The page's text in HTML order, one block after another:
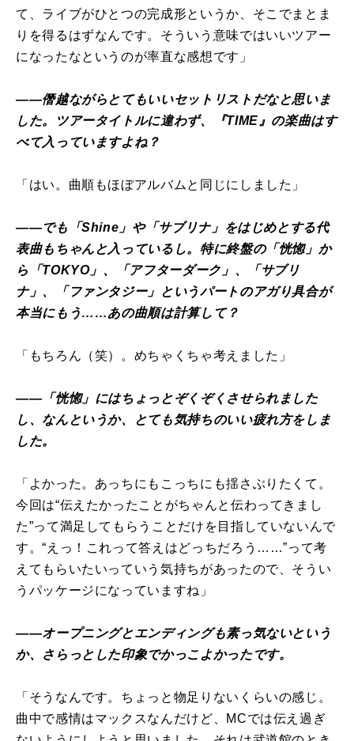
て、ライブがひとつの完成形というか、そこでまとま
りを得るはずなんです。そういう意味ではいいツアー
になったなというのが率直な感想です」
――僭越ながらとてもいいセットリストだなと思いま
した。ツアータイトルに違わず、『TIME』の楽曲はす
べて入っていますよね？
「はい。曲順もほぼアルバムと同じにしました」
――でも「Shine」や「サブリナ」をはじめとする代
表曲もちゃんと入っているし。特に終盤の「恍惚」か
ら「TOKYO」、「アフターダーク」、「サブリ
ナ」、「ファンタジー」というパートのアガり具合が
本当にもう……あの曲順は計算して？
「もちろん（笑）。めちゃくちゃ考えました」
――「恍惚」にはちょっとぞくぞくさせられました
し、なんというか、とても気持ちのいい疲れ方をしま
した。
「よかった。あっちにもこっちにも揺さぶりたくて。
今回は“伝えたかったことがちゃんと伝わってきまし
た”って満足してもらうことだけを目指していないんで
す。“えっ！これって答えはどっちだろう……”って考
えてもらいたいっていう気持ちがあったので、そうい
うパッケージになっていますね」
――オープニングとエンディングも素っ気ないという
か、さらっとした印象でかっこよかったです。
「そうなんです。ちょっと物足りないくらいの感じ。
曲中で感情はマックスなんだけど、MCでは伝え過ぎ